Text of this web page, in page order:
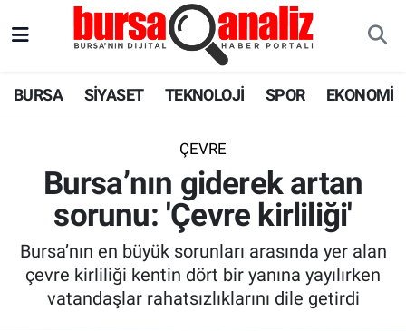
BURSA SİYASET TEKNOLOJİ SPOR EKONOMİ
ÇEVRE
Bursa’nın giderek artan
sorunu: 'Çevre kirliliği'
Bursa’nın en büyük sorunları arasında yer alan
çevre kirliliği kentin dört bir yanına yayılırken
vatandaşlar rahatsızlıklarını dile getirdi
SPOR
EKONOMİ
SAĞLIK
Süper Lig Puan Durumu ve Fikstür
Tüm Manşetler
Son Dakika Haberleri